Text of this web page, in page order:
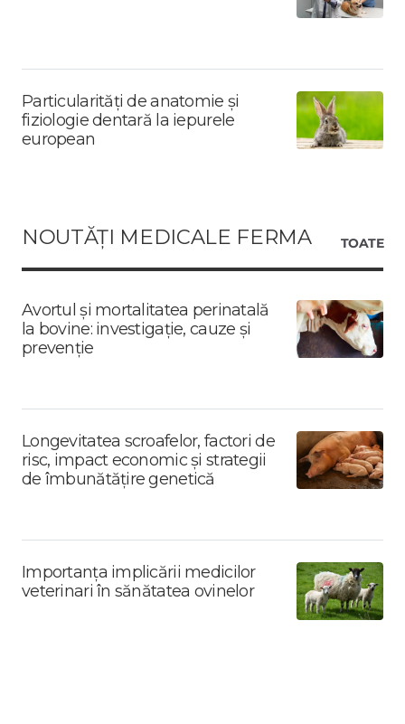
Particularități de anatomie și
fiziologie dentară la iepurele
european
NOUTĂȚI MEDICALE FERMA TOATE
Avortul și mortalitatea perinatală
la bovine: investigație, cauze și
prevenție
Longevitatea scroafelor, factori de
risc, impact economic și strategii
de îmbunătățire genetică
Importanța implicării medicilor
veterinari în sănătatea ovinelor